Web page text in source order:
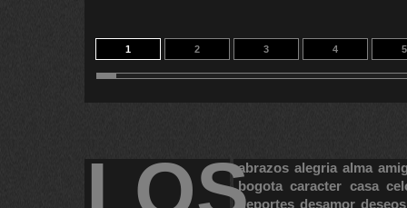
1 2 3 4 5
11 12 13 14
LOSabrazos alegria alma
bogota caracter casa
deportes desamor deseos